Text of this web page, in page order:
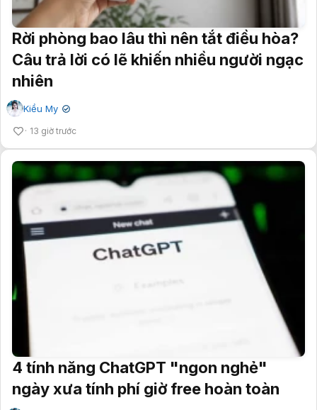
Rời phòng bao lâu thì nên tắt điều hòa?
Câu trả lời có lẽ khiến nhiều người ngạc
nhiên
Kiều My ✔
13 giờ trước
4 tính năng ChatGPT "ngon nghẻ"
ngày xưa tính phí giờ free hoàn toàn